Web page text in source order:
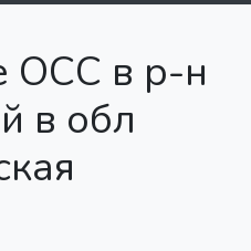
ОСС в р-н
в обл